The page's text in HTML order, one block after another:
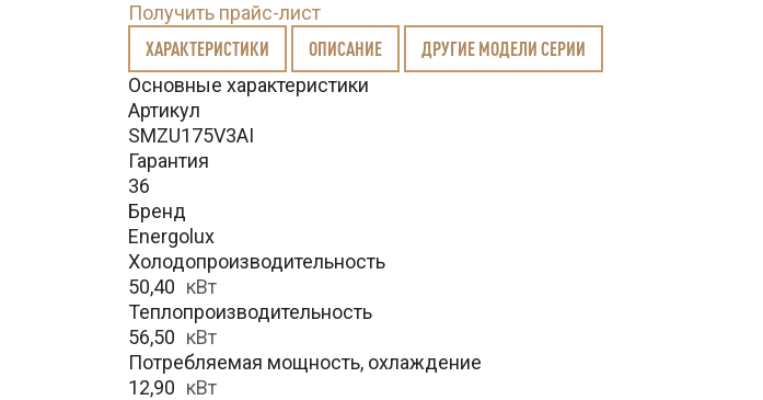
Получить прайс-лист
ХАРАКТЕРИСТИКИ ОПИСАНИЕ ДРУГИЕ МОДЕЛИ СЕРИИ
Основные характеристики
Артикул
SMZU175V3AI
Гарантия
36
Бренд
Energolux
Холодопроизводительность
50,40 кВт
Теплопроизводительность
56,50 кВт
Потребляемая мощность, охлаждение
12,90 кВт